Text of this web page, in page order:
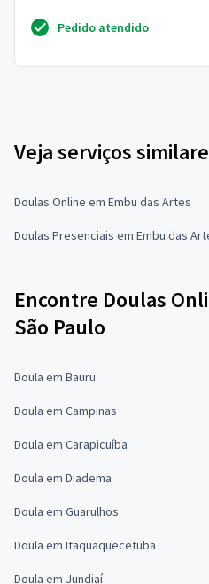
Pedido atendido
Veja serviços
Doulas Online em Embu das Artes
Doulas Presenciais em Embu das
Encontre Doulas
São Paulo
Doula em Bauru
Doula em Campinas
Doula em Carapicuíba
Doula em Diadema
Doula em Guarulhos
Doula em Itaquaquecetuba
Doula em Jundiaí